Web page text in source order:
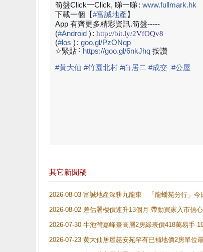
筍盤Click一Click, 睇一睇: www.fullmark.hk
下載一個【#富誠地產】
App 有齊更多精彩資訊.筍盤-----
(#Android ) : http://bit.ly/2VfOQv8
(#los ) : goo.gl/PzONqp
☆緊貼 :https://goo.gl/6nkJhq 按讚
#黃大仙 #竹園北村 #白居二 #成交 #公屋
其它新聞稿
2026-08-03 富誠地產深耕九龍東 「龍蟠苑分行」
2026-08-02 差估署樓價連升13個月 帶動買家入市信
2026-07-30 牛池灣嘉峰臺高層2房綠表價418萬易手
2026-07-23 黄大仙居屋慈安苑罕有已補地價2房單位